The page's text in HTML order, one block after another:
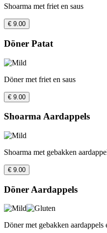
Shoarma met friet en saus
€ 9.00
Döner Patat
Döner met friet en saus
€ 9.00
Shoarma Aardappels
Shoarma met gebakken
€ 9.00
Döner Aardappels
Döner met gebakken aardappels